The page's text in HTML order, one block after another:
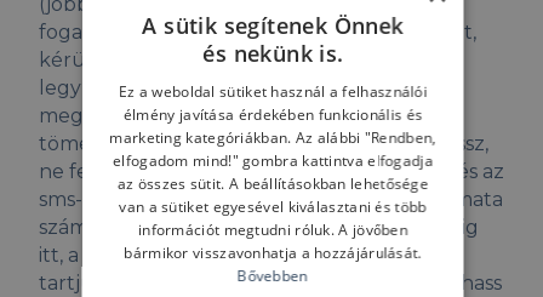
fogadunk, de mivel nem mindig vagyunk ott,
kérünk, előtte hívj fel, hogy biztosan ott
legyünk, amikor jössz! Az épület könnyen
megközelíthető, akár autóval, akár
tömegközlekedéssel érkezel. Ha autóval jössz,
ne feledd, hogy 20:00-ig fizetős a parkolás, és az
sms-ben történő fizetéshez a parkoló automata
száma 3073. Az elméleti képzéseinket mindig
itt, a saját, barátságos oktatótermünkben
tartjuk, hogy kellemes környezetben tanulhass
A sütik segítenek Önnek
és nekünk is.
Ez a weboldal sütiket használ a felhasználói
élmény javítása érdekében funkcionális és
marketing kategóriákban. Az alábbi "Rendben,
elfogadom mind!" gombra kattintva elfogadja
az összes sütit. A beállításokban lehetősége
van a sütiket egyesével kiválasztani és több
információt megtudni róluk. A jövőben
bármikor visszavonhatja a hozzájárulását.
Bővebben